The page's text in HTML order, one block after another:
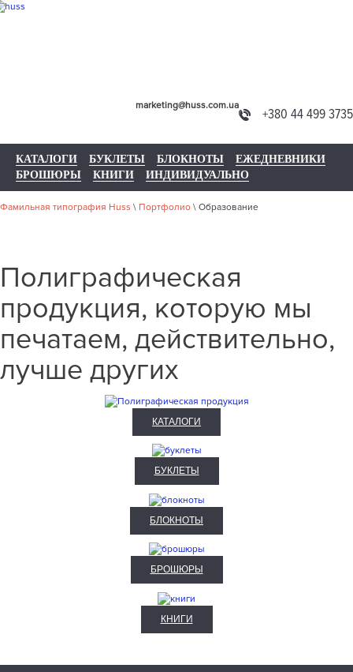
+380 44 499 3735
marketing@huss.com.ua
КАТАЛОГИ БУКЛЕТЫ БЛОКНОТЫ
ЕЖЕДНЕВНИКИ
БРОШЮРЫ
КНИГИ ИНДИВИДУАЛЬНО
Фамильная типография Huss \ Портфолио \ Образование
Полиграфическая
продукция, которую мы
печатаем, действительно,
лучше других
КАТАЛОГИ
БУКЛЕТЫ
БЛОКНОТЫ
БРОШЮРЫ
КНИГИ